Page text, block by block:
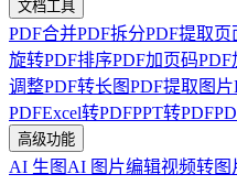
文档工具
PDF合并PDF拆分PDF提取页
旋转PDF排序PDF加页码PDF
调整PDF转长图PDF提取图片
PDFExcel转PDFPPT转PDF
高级功能
AI 生图 AI 图片编辑视频转图